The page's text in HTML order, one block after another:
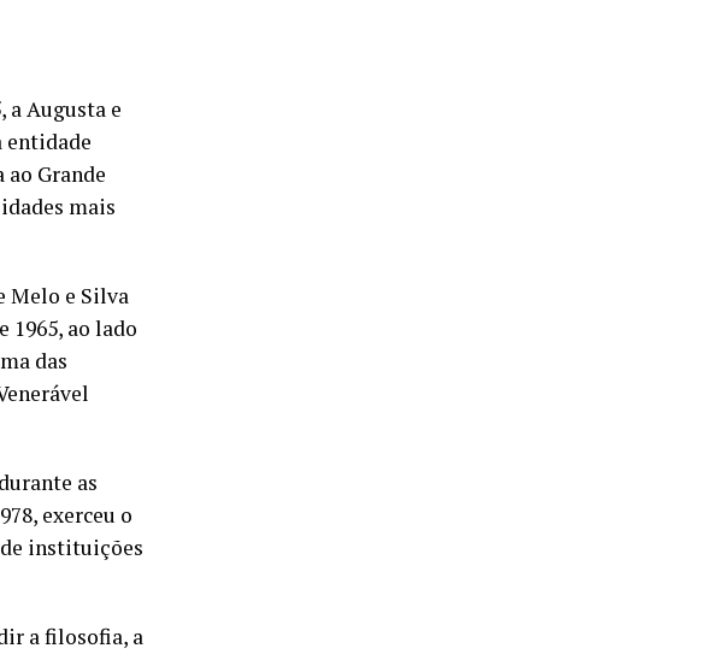
a Augusta e
entidade
Grande
mais
Melo e Silva
1965, ao lado
das
as
exerceu o
instituições
a filosofia, a